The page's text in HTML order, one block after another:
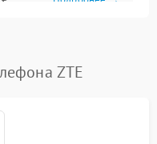
Подробнее →
ZTE